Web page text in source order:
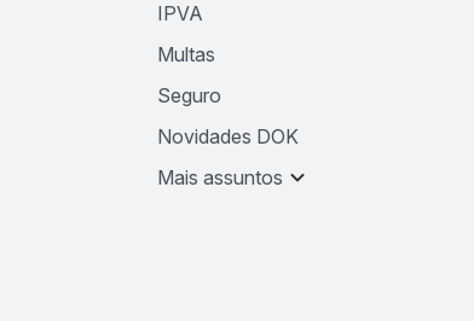
IPVA
Multas
Seguro
Novidades DOK
Mais assuntos